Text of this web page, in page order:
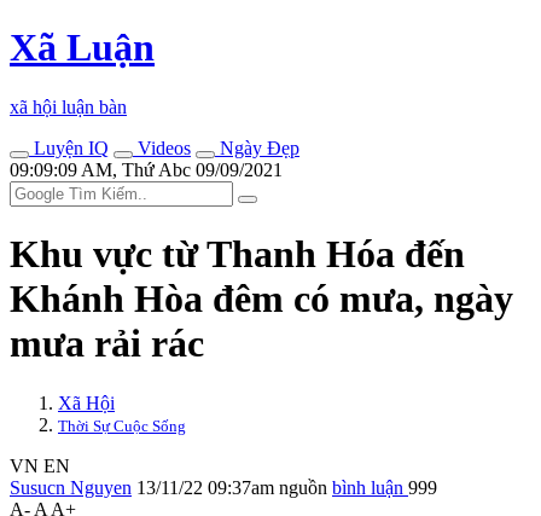
Xã Luận
xã hội luận bàn
Luyện IQ
Videos
Ngày Đẹp
09:09:09 AM, Thứ Abc 09/09/2021
Khu vực từ Thanh Hóa đến
Khánh Hòa đêm có mưa, ngày
mưa rải rác
Xã Hội
Thời Sự Cuộc Sống
VN EN
Susucn Nguyen 13/11/22 09:37am nguồn bình luận 999
A- A A+